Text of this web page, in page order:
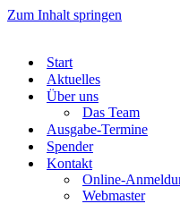
Zum Inhalt springen
Start
Aktuelles
Über uns
Das Team
Ausgabe-Termine
Spender
Kontakt
Online-
Webmaster